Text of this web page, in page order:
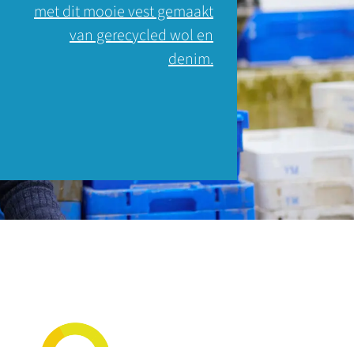
met dit mooie vest gemaakt
van gerecycled wol en
denim.